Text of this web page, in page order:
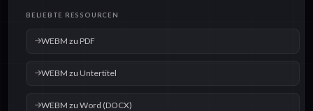
BELIEBTE RESSOURCEN
WEBM zu PDF
WEBM zu Untertitel
WEBM zu Word (DOCX)